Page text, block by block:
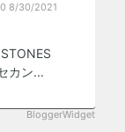
0 8/30/2021
カン...
BloggerWidget